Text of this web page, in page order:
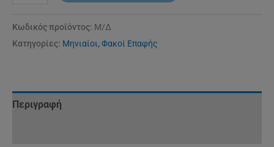
Κωδικός προϊόντος: Μ/Δ
Κατηγορίες: Μηνιαίοι,Φακοί Επαφής
Περιγραφή